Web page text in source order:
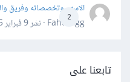
2
الاسهم وتخصصاته وفريق
Fahd Ggg · نشر
9 فبراير 2025
تابعنا على